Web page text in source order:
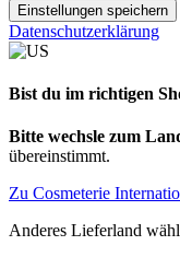
Einstellungen speichern
Datenschutzerklärung
Bist du im richtigen
Bitte wechsle zum
übereinstimmt.
Zu Cosmeterie
Anderes Lieferland